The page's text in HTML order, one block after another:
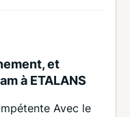
et
à ETALANS
Avec le